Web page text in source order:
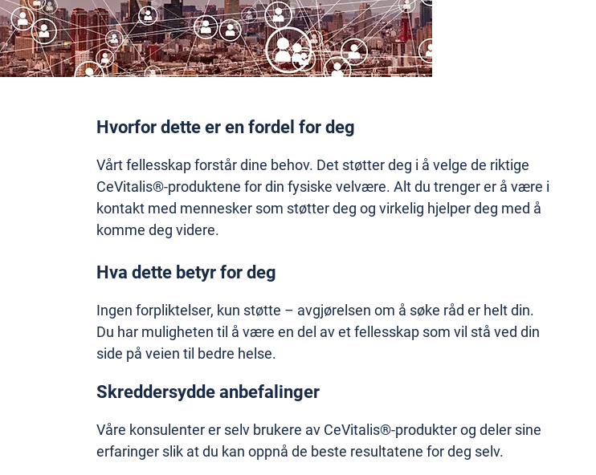
Hvorfor dette er en fordel for deg
Vårt fellesskap forstår dine behov. Det støtter deg i å velge de riktige
CeVitalis®-produktene for din fysiske velvære. Alt du trenger er å være i
kontakt med mennesker som støtter deg og virkelig hjelper deg med å
komme deg videre.
Hva dette betyr for deg
Ingen forpliktelser, kun støtte – avgjørelsen om å søke råd er helt din.
Du har muligheten til å være en del av et fellesskap som vil stå ved din
side på veien til bedre helse.
Skreddersydde anbefalinger
Våre konsulenter er selv brukere av CeVitalis®-produkter og deler sine
erfaringer slik at du kan oppnå de beste resultatene for deg selv.